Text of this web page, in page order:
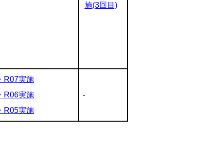
施(3回目)
・R07実施
・R06実施
・R05実施
-